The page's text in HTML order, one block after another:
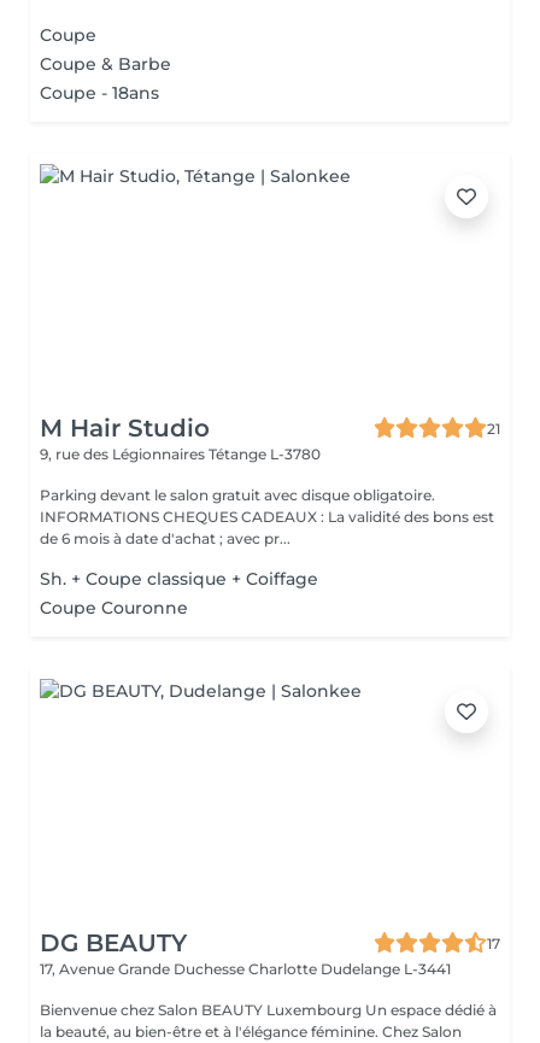
Coupe
Coupe & Barbe
Coupe - 18ans
M Hair Studio
21
9, rue des Légionnaires Tétange L-3780
Parking devant le salon gratuit avec disque obligatoire.
INFORMATIONS CHEQUES CADEAUX : La validité des bons est
de 6 mois à date d'achat ; avec pr...
Sh. + Coupe classique + Coiffage
Coupe Couronne
DG BEAUTY
17
17, Avenue Grande Duchesse Charlotte Dudelange L-3441
Bienvenue chez Salon BEAUTY Luxembourg Un espace dédié à
la beauté, au bien-être et à l'élégance féminine. Chez Salon